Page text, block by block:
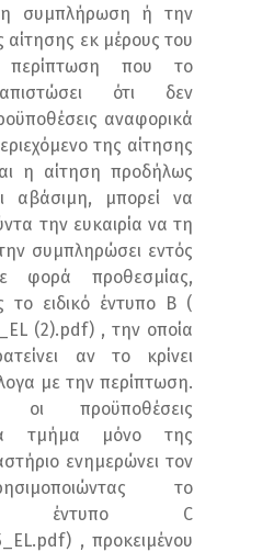
συμπλήρωση ή την
εκ μέρους του
περίπτωση που το
ότι δεν
αναφορικά
της αίτησης
η αίτηση προδήλως
αβάσιμη, μπορεί να
την ευκαιρία να τη
συμπληρώσει εντός
φορά προθεσμίας,
το ειδικό έντυπο Β (
(2).pdf) , την οποία
αν το κρίνει
με την περίπτωση.
προϋποθέσεις
τμήμα μόνο της
ενημερώνει τον
το
έντυπο C
, προκειμένου